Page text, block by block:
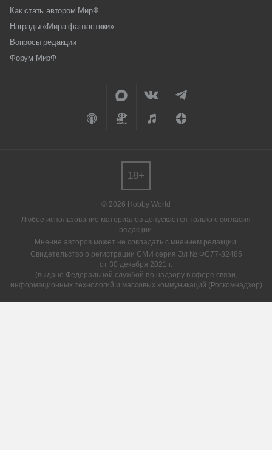
Как стать автором МирФ
Награды «Мира фантастики»
Вопросы редакции
Форум МирФ
© 2026 Hobby World
Любое использование материалов допускается только с согласия
редакции.
Мнение авторов может не совпадать с мнением редакции.
Свидетельство о регистрации СМИ серия Эл № ФС77-82485
от 30 декабря 2021 г.
(выдано Федеральной службой по надзору в сфере связи,
информационных технологий и массовых коммуникаций (Роскомнадзор)
18+